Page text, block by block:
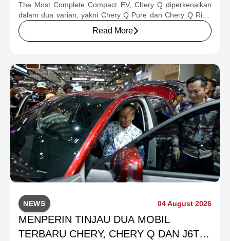
The Most Complete Compact EV, Chery Q diperkenalkan
dalam dua varian, yakni Chery Q Pure dan Chery Q Rizz,
untuk mengakomodasi kebutuhan mobilitas serta
preferensi konsumen yang berbeda.
Read More
NEWS 04 August 2026
MENPERIN TINJAU DUA MOBIL
TERBARU CHERY, CHERY Q DAN J6T